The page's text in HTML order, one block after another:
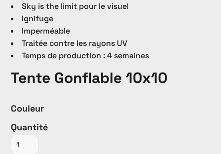
Sky is the limit pour le visuel
Ignifuge
Imperméable
Traitée contre les rayons UV
Temps de production : 4 semaines
Tente Gonflable 10x10
Couleur
Quantité